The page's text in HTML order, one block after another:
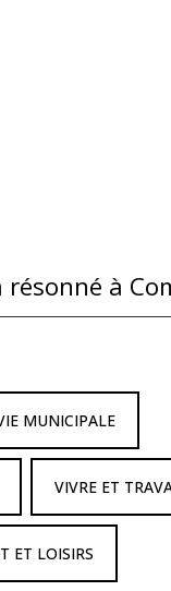
résonné à
MUNICIPALE
VIVRE ET
ET LOISIRS